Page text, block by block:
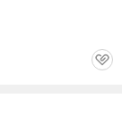
관